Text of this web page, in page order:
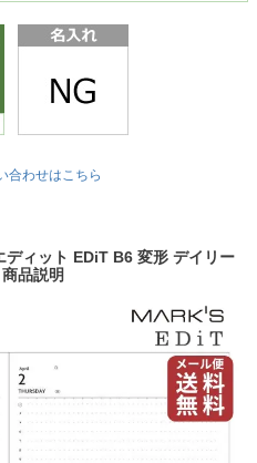
合わせはこちら
ィット EDiT B6 変形 デイリー
品説明